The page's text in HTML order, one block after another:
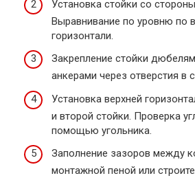
Установка стойки со
Выравнивание по уровню по
горизонтали.
Закрепление стойки
анкерами через отверстия в
Установка верхней
и второй стойки. Проверка
помощью угольника.
Заполнение зазоров между
монтажной пеной или